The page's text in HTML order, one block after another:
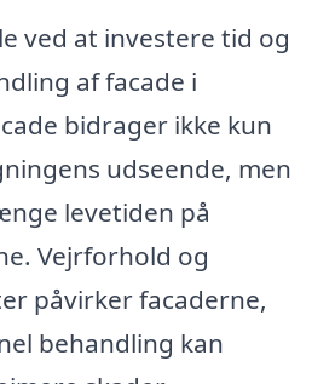
ved at investere tid og
af facade i
bidrager ikke kun
udseende, men
levetiden på
Vejrforhold og
påvirker facaderne,
behandling kan